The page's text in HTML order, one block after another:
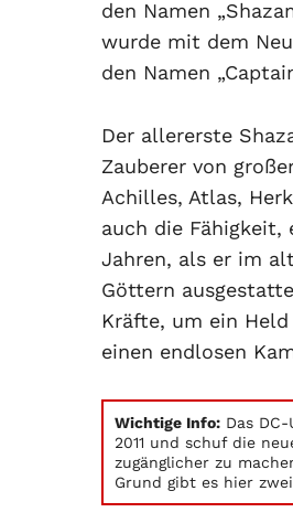
den Namen
wurde mit dem
den Namen
Der allererste
Zauberer von
Achilles, Atlas,
auch die Fähigkeit,
Jahren, als er im
Göttern
Kräfte, um ein
einen endlosen
Wichtige Info: Das
2011 und schuf die
zugänglicher zu
Grund gibt es hier